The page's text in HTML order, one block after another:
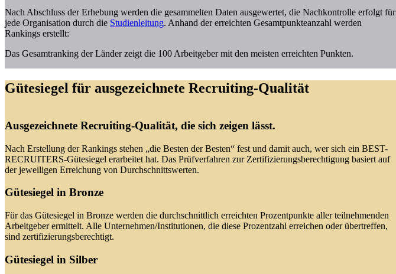
Nach Abschluss der Erhebung werden die gesammelten Daten ausgewertet, die Nachkontrolle erfolgt für
jede Organisation durch die Studienleitung. Anhand der erreichten Gesamtpunkteanzahl werden
Rankings erstellt:
Das Gesamtranking der Länder zeigt die 100 Arbeitgeber mit den meisten erreichten Punkten.
Gütesiegel für ausgezeichnete Recruiting-Qualität
Ausgezeichnete Recruiting-Qualität, die sich zeigen lässt.
Nach Erstellung der Rankings stehen „die Besten der Besten“ fest und damit auch, wer sich ein BEST-
RECRUITERS-Gütesiegel erarbeitet hat. Das Prüfverfahren zur Zertifizierungsberechtigung basiert auf
der jeweiligen Erreichung von Durchschnittswerten.
Gütesiegel in Bronze
Für das Gütesiegel in Bronze werden die durchschnittlich erreichten Prozentpunkte aller teilnehmenden
Arbeitgeber ermittelt. Alle Unternehmen/Institutionen, die diese Prozentzahl erreichen oder übertreffen,
sind zertifizierungsberechtigt.
Gütesiegel in Silber